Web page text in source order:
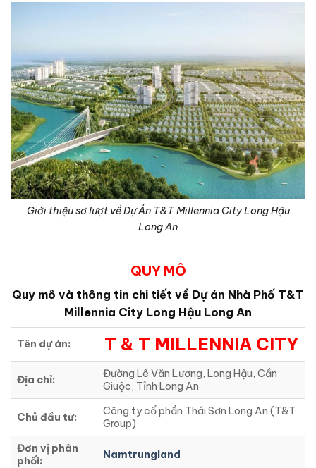
Giới thiệu sơ lượt về Dự Án T&T Millennia City Long Hậu
Long An
QUY MÔ
Quy mô và thông tin chi tiết về Dự án Nhà Phố T&T
Millennia City Long Hậu Long An
Tên dự án: T & T MILLENNIA CITY
Địa chỉ:
Đường Lê Văn Lương, Long Hậu, Cần
Giuộc, Tỉnh Long An
Chủ đầu tư:
Công ty cổ phần Thái Sơn Long An (T&T
Group)
Đơn vị phân
phối:
Namtrungland